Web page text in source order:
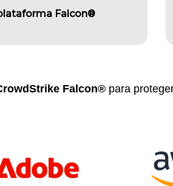
Falcon®
Falcon® para